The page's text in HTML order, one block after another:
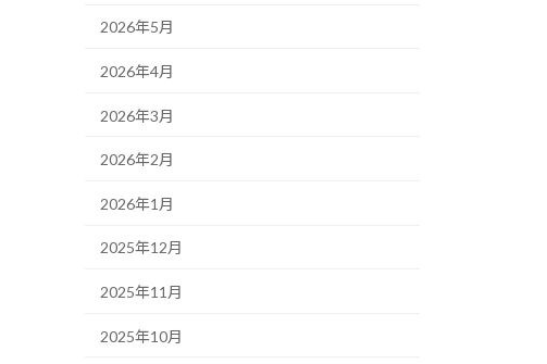
2026年5月
2026年4月
2026年3月
2026年2月
2026年1月
2025年12月
2025年11月
2025年10月